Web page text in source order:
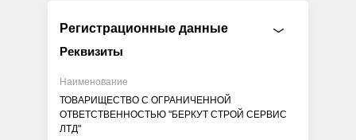
Регистрационные данные
Реквизиты
Наименование
ТОВАРИЩЕСТВО С ОГРАНИЧЕННОЙ
ОТВЕТСТВЕННОСТЬЮ "БЕРКУТ СТРОЙ СЕРВИС
ЛТД"